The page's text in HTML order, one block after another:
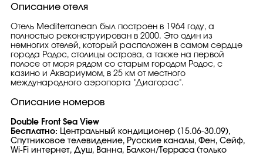
Описание отеля
Отель Mediterranean был построен в 1964 году, а
полностью реконструирован в 2000. Это один из
немногих отелей, который расположен в самом сердце
города Родос, столицы острова, а также на первой
полосе от моря рядом со старым городом Родос, с
казино и Аквариумом, в 25 км от местного
международного аэропорта "Диагорас".
Описание номеров
Double Front Sea View
Бесплатно: Центральный кондиционер (15.06-30.09),
Спутниковое телевидение, Русские каналы, Фен, Сейф,
Wi-Fi интернет, Душ, Ванна, Балкон/Терраса (только